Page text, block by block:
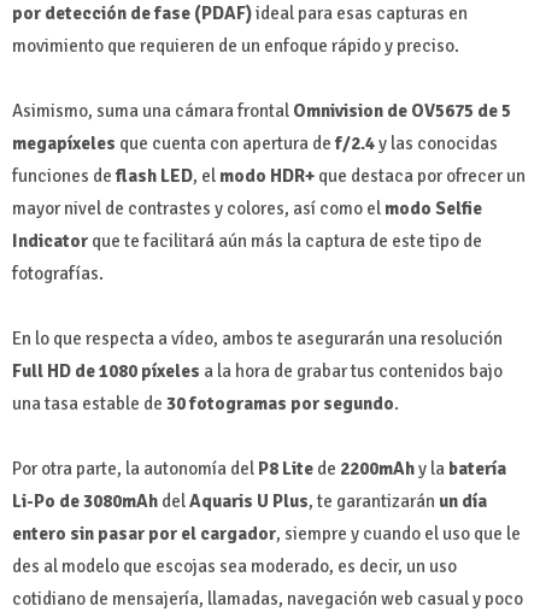
por detección de fase (PDAF)ideal para esas capturas en
movimiento que requieren de un enfoque rápido y preciso.
Asimismo, suma una cámara frontal Omnivision de OV5675 de 5
megapíxeles que cuenta con apertura def/2.4y las conocidas
funciones deflash LED, el modo HDR+ que destaca por ofrecer un
mayor nivel de contrastes y colores, así como el modo Selfie
Indicator que te facilitará aún más la captura de este tipo de
fotografías.
En lo que respecta a vídeo, ambos te asegurarán una resolución
Full HD de 1080 píxeles a la hora de grabar tus contenidos bajo
una tasa estable de 30 fotogramas por segundo.
Por otra parte, la autonomía del P8 Lite de 2200mAhy la batería
Li-Po de 3080mAh delAquaris U Plus, te garantizarán un día
entero sin pasar por el cargador, siempre y cuando el uso que le
des al modelo que escojas sea moderado, es decir, un uso
cotidiano de mensajería, llamadas, navegación web casual y poco